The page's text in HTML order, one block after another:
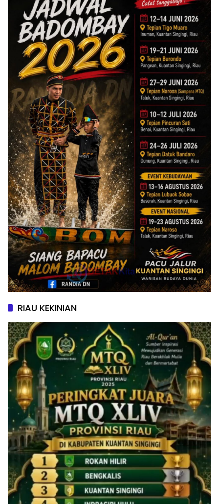
RIAU KEKINIAN